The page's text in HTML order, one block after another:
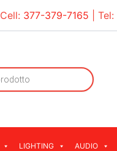
Cell: 377-379-7165 | Tel:
LIGHTING AUDIO